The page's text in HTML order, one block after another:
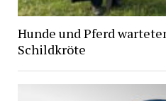
Hunde und Pferd
Schildkröte